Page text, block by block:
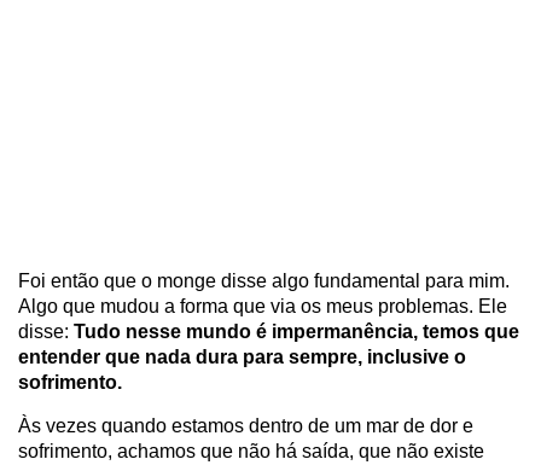
Foi então que o monge disse algo fundamental para mim.
Algo que mudou a forma que via os meus problemas. Ele
disse: Tudo nesse mundo é impermanência, temos que
entender que nada dura para sempre, inclusive o
sofrimento.
Às vezes quando estamos dentro de um mar de dor e
sofrimento, achamos que não há saída, que não existe